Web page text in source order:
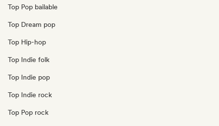
Top Pop bailable
Top Dream pop
Top Hip-hop
Top Indie folk
Top Indie pop
Top Indie rock
Top Pop rock